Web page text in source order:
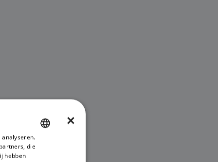
×
die
hebben